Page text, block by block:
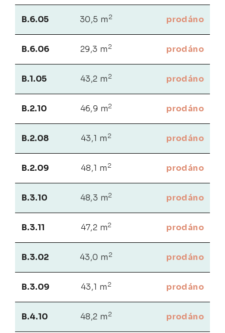
B.6.05 30,5 m 2 prodáno
B.6.06 29,3 m 2 prodáno
B.1.05 43,2 m 2 prodáno
B.2.10 46,9 m2 prodáno
B.2.08 43,1 m 2 prodáno
B.2.09 48,1 m 2 prodáno
B.3.10 48,3 m2 prodáno
B.3.11 47,2 m2 prodáno
B.3.02 43,0 m 2 prodáno
B.3.09 43,1 m 2 prodáno
B.4.10 48,2 m 2 prodáno